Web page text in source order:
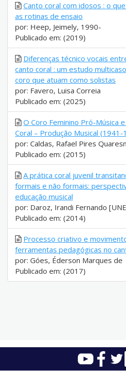
Canto coral com idosos : o
as rotinas de ensaio
por: Heep, Jeimely, 1990-
Publicado em: (2019)
Diferenças técnico vocais
canto coral : um estudo
coro que atuam como solistas
por: Favero, Luisa Correia
Publicado em: (2025)
O Coro Feminino Pró-Música
Coral – Produção Musical (1941-
por: Caldas, Rafael Pires
Publicado em: (2015)
A prática coral juvenil
formais e não formais:
educação musical
por: Daroz, Irandi Fernando
Publicado em: (2014)
Processo criativo e
ferramentas pedagógicas no
por: Góes, Éderson Marques de
Publicado em: (2017)